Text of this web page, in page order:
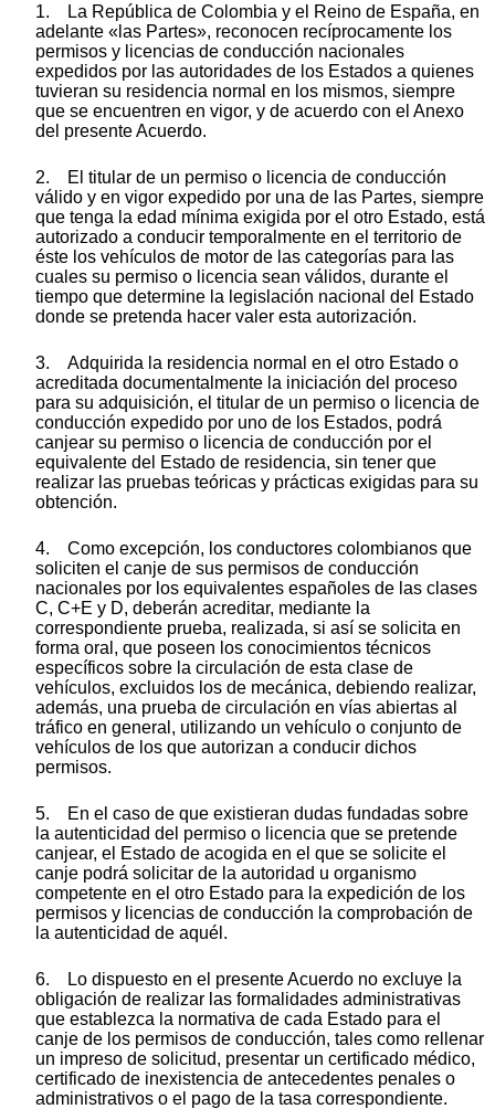
1. La República de Colombia y el Reino de España, en
adelante «las Partes», reconocen recíprocamente los
permisos y licencias de conducción nacionales
expedidos por las autoridades de los Estados a quienes
tuvieran su residencia normal en los mismos, siempre
que se encuentren en vigor, y de acuerdo con el Anexo
del presente Acuerdo.
2. El titular de un permiso o licencia de conducción
válido y en vigor expedido por una de las Partes, siempre
que tenga la edad mínima exigida por el otro Estado, está
autorizado a conducir temporalmente en el territorio de
éste los vehículos de motor de las categorías para las
cuales su permiso o licencia sean válidos, durante el
tiempo que determine la legislación nacional del Estado
donde se pretenda hacer valer esta autorización.
3. Adquirida la residencia normal en el otro Estado o
acreditada documentalmente la iniciación del proceso
para su adquisición, el titular de un permiso o licencia de
conducción expedido por uno de los Estados, podrá
canjear su permiso o licencia de conducción por el
equivalente del Estado de residencia, sin tener que
realizar las pruebas teóricas y prácticas exigidas para su
obtención.
4. Como excepción, los conductores colombianos que
soliciten el canje de sus permisos de conducción
nacionales por los equivalentes españoles de las clases
C, C+E y D, deberán acreditar, mediante la
correspondiente prueba, realizada, si así se solicita en
forma oral, que poseen los conocimientos técnicos
específicos sobre la circulación de esta clase de
vehículos, excluidos los de mecánica, debiendo realizar,
además, una prueba de circulación en vías abiertas al
tráfico en general, utilizando un vehículo o conjunto de
vehículos de los que autorizan a conducir dichos
permisos.
5. En el caso de que existieran dudas fundadas sobre
la autenticidad del permiso o licencia que se pretende
canjear, el Estado de acogida en el que se solicite el
canje podrá solicitar de la autoridad u organismo
competente en el otro Estado para la expedición de los
permisos y licencias de conducción la comprobación de
la autenticidad de aquél.
6. Lo dispuesto en el presente Acuerdo no excluye la
obligación de realizar las formalidades administrativas
que establezca la normativa de cada Estado para el
canje de los permisos de conducción, tales como rellenar
un impreso de solicitud, presentar un certificado médico,
certificado de inexistencia de antecedentes penales o
administrativos o el pago de la tasa correspondiente.